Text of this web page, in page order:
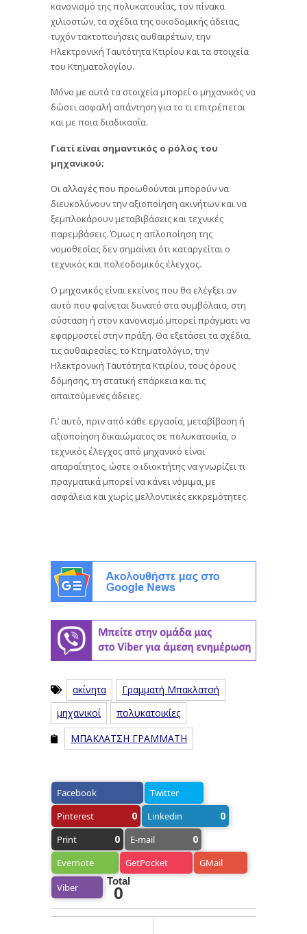
κανονισμό της πολυκατοικίας, τον πίνακα
χιλιοστών, τα σχέδια της οικοδομικής άδειας,
τυχόν τακτοποιήσεις αυθαιρέτων, την
Ηλεκτρονική Ταυτότητα Κτιρίου και τα στοιχεία
του Κτηματολογίου.
Μόνο με αυτά τα στοιχεία μπορεί ο μηχανικός να
δώσει ασφαλή απάντηση για το τι επιτρέπεται
και με ποια διαδικασία.
Γιατί είναι σημαντικός ο ρόλος του
μηχανικού;
Οι αλλαγές που προωθούνται μπορούν να
διευκολύνουν την αξιοποίηση ακινήτων και να
ξεμπλοκάρουν μεταβιβάσεις και τεχνικές
παρεμβάσεις. Όμως η απλοποίηση της
νομοθεσίας δεν σημαίνει ότι καταργείται ο
τεχνικός και πολεοδομικός έλεγχος.
Ο μηχανικός είναι εκείνος που θα ελέγξει αν
αυτό που φαίνεται δυνατό στα συμβόλαια, στη
σύσταση ή στον κανονισμό μπορεί πράγματι να
εφαρμοστεί στην πράξη. Θα εξετάσει τα σχέδια,
τις αυθαιρεσίες, το Κτηματολόγιο, την
Ηλεκτρονική Ταυτότητα Κτιρίου, τους όρους
δόμησης, τη στατική επάρκεια και τις
απαιτούμενες άδειες.
Γι’ αυτό, πριν από κάθε εργασία, μεταβίβαση ή
αξιοποίηση δικαιώματος σε πολυκατοικία, ο
τεχνικός έλεγχος από μηχανικό είναι
απαραίτητος, ώστε ο ιδιοκτήτης να γνωρίζει τι
πραγματικά μπορεί να κάνει νόμιμα, με
ασφάλεια και χωρίς μελλοντικές εκκρεμότητες.
ακίνητα
Γραμματή Μπακλατσή
μηχανικοί
πολυκατοικίες
ΜΠΑΚΛΑΤΣΗ ΓΡΑΜΜΑΤΗ
Facebook
Twitter
Pinterest
0 Linkedin 0
Print 0 E-mail 0
Evernote GetPocket GMail
Viber
Total
0